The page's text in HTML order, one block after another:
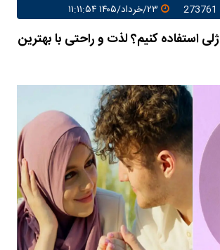
ژلی استفاده کنیم؟ لذت و راحتی با بهترین